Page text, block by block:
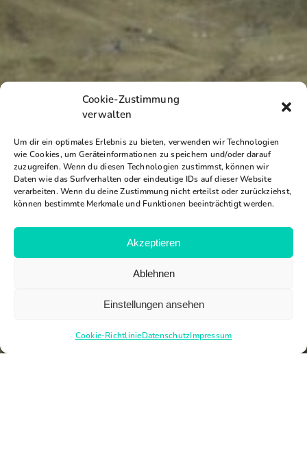
Cookie-Zustimmung
verwalten
Um dir ein optimales Erlebnis zu bieten, verwenden wir Technologien
wie Cookies, um Geräteinformationen zu speichern und/oder darauf
zuzugreifen. Wenn du diesen Technologien zustimmst, können wir
Daten wie das Surfverhalten oder eindeutige IDs auf dieser Website
verarbeiten. Wenn du deine Zustimmung nicht erteilst oder zurückziehst,
können bestimmte Merkmale und Funktionen beeinträchtigt werden.
Akzeptieren
Ablehnen
Einstellungen ansehen
Cookie-RichtlinieDatenschutzImpressum